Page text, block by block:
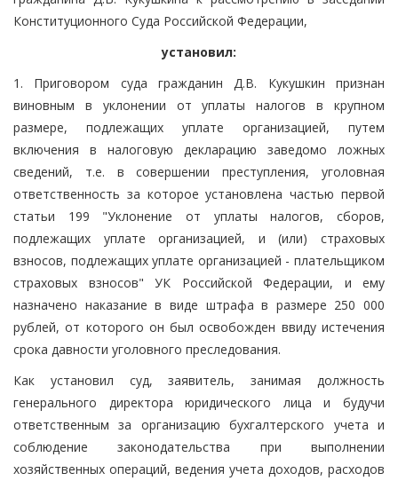
Конституционного Суда Российской Федерации,
установил:
1. Приговором суда гражданин Д.В. Кукушкин признан
виновным в уклонении от уплаты налогов в крупном
размере, подлежащих уплате организацией, путем
включения в налоговую декларацию заведомо ложных
сведений, т.е. в совершении преступления, уголовная
ответственность за которое установлена частью первой
статьи 199 "Уклонение от уплаты налогов, сборов,
подлежащих уплате организацией, и (или) страховых
взносов, подлежащих уплате организацией - плательщиком
страховых взносов" УК Российской Федерации, и ему
назначено наказание в виде штрафа в размере 250 000
рублей, от которого он был освобожден ввиду истечения
срока давности уголовного преследования.
Как установил суд, заявитель, занимая должность
генерального директора юридического лица и будучи
ответственным за организацию бухгалтерского учета и
соблюдение законодательства при выполнении
хозяйственных операций, ведения учета доходов, расходов